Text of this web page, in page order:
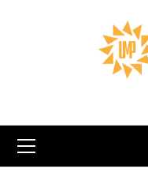
Primary
Menu